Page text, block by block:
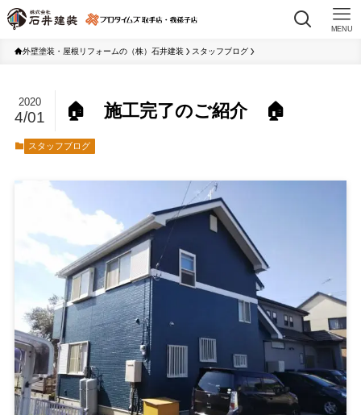
MENU
外壁塗装・屋根リフォームの（株）石井建装 スタッフブログ
🏠 施工完了のご紹介 🏠
2020
4/01
スタッフブログ